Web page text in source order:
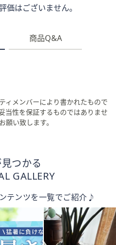
価はございません。
商品Q&A
ィメンバーにより書かれたもので
当性を保証するものではありませ
願い致します。
つかる
GALLERY
テンツを一覧でご紹介♪